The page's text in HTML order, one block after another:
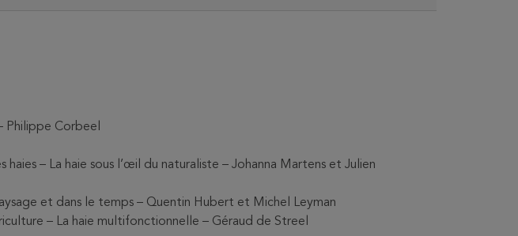
Philippe Corbeel
– La haie sous l’œil du naturaliste – Johanna Martens et Julien
et dans le temps – Quentin Hubert et Michel Leyman
– La haie multifonctionnelle – Géraud de Streel